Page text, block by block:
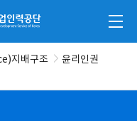
공단 전체
지배구조
윤리인권